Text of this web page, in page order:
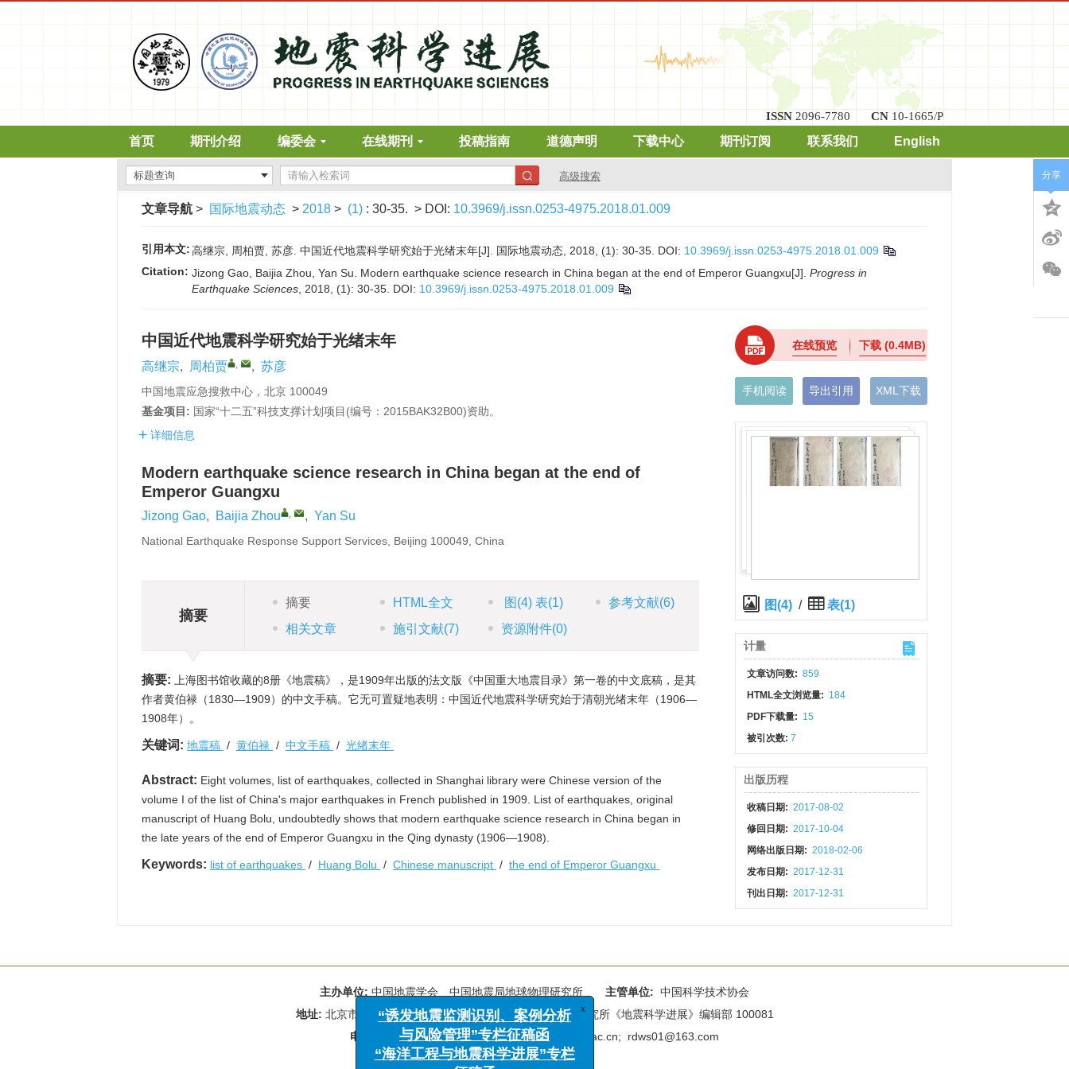
ISSN 2096-7780 CN 10-1665/P
首页 期刊介绍 编委会 在线期刊 投稿指南 道德声明 下载中心 期刊订阅 联系我们 English
高级搜索
文章导航 > 国际地震动态 > 2018 > (1) : 30-35. > DOI: 10.3969/j.issn.0253-4975.2018.01.009
引用本文:高继宗, 周柏贾, 苏彦. 中国近代地震科学研究始于光绪末年[J]. 国际地震动态, 2018, (1): 30-35. DOI: 10.3969/j.issn.0253-4975.2018.01.009
Citation: Jizong Gao, Baijia Zhou, Yan Su. Modern earthquake science research in China began at the end of Emperor Guangxu[J]. Progress in
Earthquake Sciences , 2018, (1): 30-35. DOI: 10.3969/j.issn.0253-4975.2018.01.009
中国近代地震科学研究始于光绪末年
高继宗, 周柏贾 , , 苏彦
中国地震应急搜救中心，北京 100049
基金项目: 国家“十二五”科技支撑计划项目(编号：2015BAK32B00)资助。
详细信息
Modern earthquake science research in China began at the end of
Emperor Guangxu
Jizong Gao, Baijia Zhou , , Yan Su
National Earthquake Response Support Services, Beijing 100049, China
摘要
摘要 HTML全文 图 (4)表(1) 参考文献(6)
相关文章
施引文献(7) 资源附件(0)
摘要: 上海图书馆收藏的8册《地震稿》，是1909年出版的法文版《中国重大地震目录》第一卷的中文底稿，是其
作者黄伯禄（1830—1909）的中文手稿。它无可置疑地表明：中国近代地震科学研究始于清朝光绪末年（1906—
1908年）。
关键词: 地震稿 / 黄伯禄 / 中文手稿 / 光绪末年
Abstract: Eight volumes, list of earthquakes, collected in Shanghai library were Chinese version of the
volume I of the list of China's major earthquakes in French published in 1909. List of earthquakes, original
manuscript of Huang Bolu, undoubtedly shows that modern earthquake science research in China began in
the late years of the end of Emperor Guangxu in the Qing dynasty (1906—1908).
Keywords: list of earthquakes / Huang Bolu / Chinese manuscript / the end of Emperor Guangxu
在线预览 下载(0.4MB)
手机阅读 导出引用 XML下载
图(4) / 表(1)
计量
文章访问数: 859
HTML全文浏览量: 184
PDF下载量: 15
被引次数:7
出版历程
收稿日期: 2017-08-02
修回日期: 2017-10-04
网络出版日期: 2018-02-06
发布日期: 2017-12-31
刊出日期: 2017-12-31
分享
主办单位: 中国地震学会 中国地震局地球物理研究所 主管单位: 中国科学技术协会
地址: 北京市海淀区民族大学南路5号中国地震局地球物理研究所《地震科学进展》编辑部 100081
电话:
010-6872 9339Email:rdws@cea-igp.ac.cn; rdws01@163.com
京ICP备14049216号-4
x
“诱发地震监测识别、案例分析
与风险管理”专栏征稿函
“海洋工程与地震科学进展”专栏
征稿函